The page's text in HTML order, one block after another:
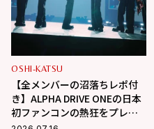
OSHI-KATSU
【全メンバーの沼落ちレポ付
き】ALPHA DRIVE ONEの日本
初ファンコンの熱狂をプレイ